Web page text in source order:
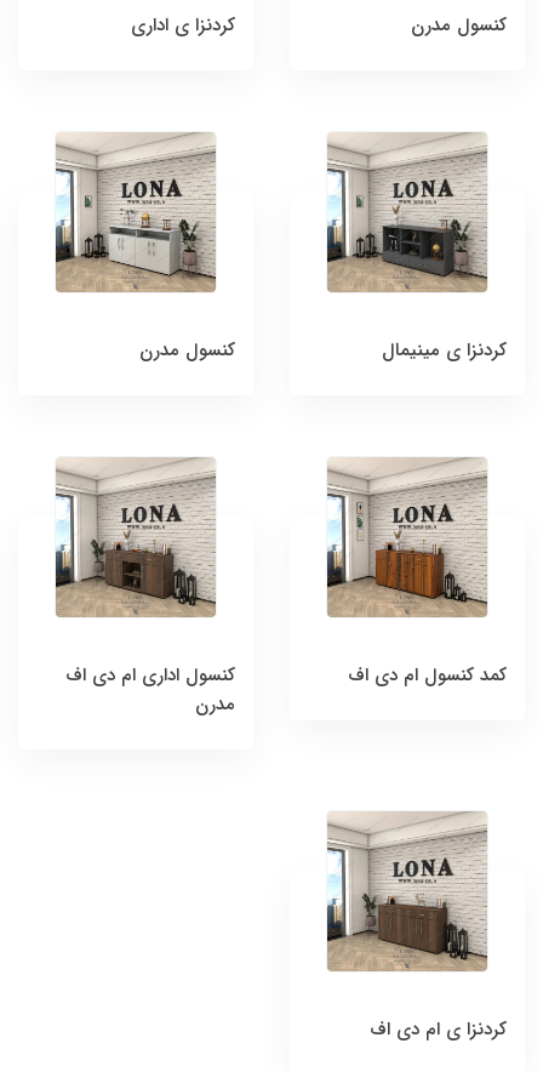
کنسول مدرن کردنزا ی اداری
کردنزا ی مینیمال کنسول مدرن
کمد کنسول ام دی اف
کنسول اداری ام دی اف
مدرن
کردنزا ی ام دی اف